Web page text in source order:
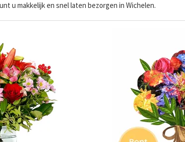
u makkelijk en snel laten bezorgen in Wichelen.